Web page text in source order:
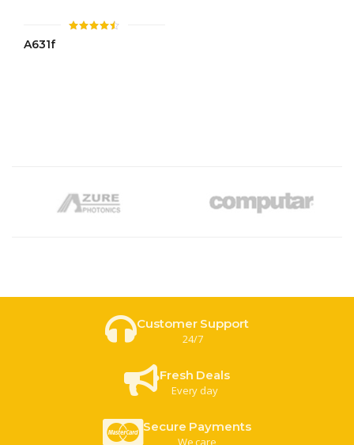
A631f
Customer Support
24/7
Fresh Deals
Every day
Secure Payments
We care